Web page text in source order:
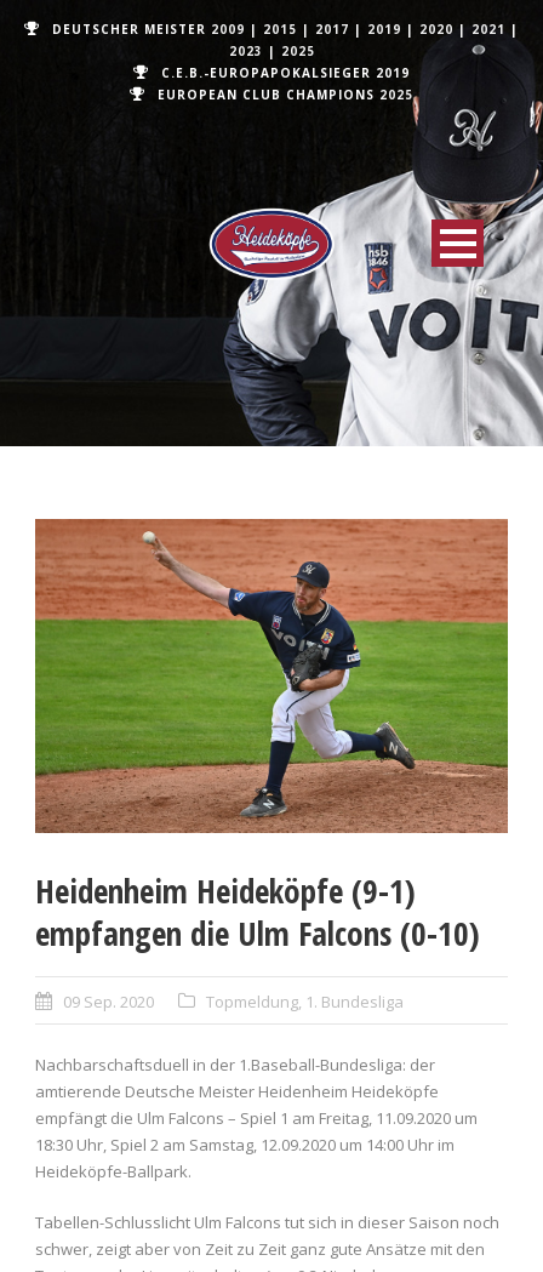
DEUTSCHER MEISTER 2009 | 2015 | 2017 | 2019 | 2020 | 2021 |
2023 | 2025
C.E.B.-EUROPAPOKALSIEGER 2019
EUROPEAN CLUB CHAMPIONS 2025
Heidenheim Heideköpfe (9-1)
empfangen die Ulm Falcons (0-10)
09 Sep. 2020 Topmeldung, 1. Bundesliga
Nachbarschaftsduell in der 1.Baseball-Bundesliga: der
amtierende Deutsche Meister Heidenheim Heideköpfe
empfängt die Ulm Falcons – Spiel 1 am Freitag, 11.09.2020 um
18:30 Uhr, Spiel 2 am Samstag, 12.09.2020 um 14:00 Uhr im
Heideköpfe-Ballpark.
Tabellen-Schlusslicht Ulm Falcons tut sich in dieser Saison noch
schwer, zeigt aber von Zeit zu Zeit ganz gute Ansätze mit den